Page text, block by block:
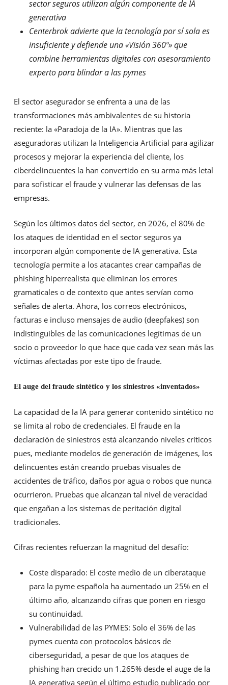
sector seguros utilizan algúncomponente de IA
generativa
Centerbrok advierte que la tecnología por sí sola es
insuficiente y defiende una «Visión360º» que
combine herramientas digitales con asesoramiento
experto para blindar a laspymes
El sector asegurador se enfrenta a una de las
transformaciones más ambivalentes de su historia
reciente: la «Paradoja de la IA». Mientras que las
aseguradoras utilizan la Inteligencia Artificial para agilizar
procesos y mejorar la experiencia del cliente, los
ciberdelincuentes la han convertido en su arma más letal
para sofisticar el fraude y vulnerar las defensas de las
empresas.
Según los últimos datos del sector, en 2026, el 80% de
los ataques de identidad en el sector seguros ya
incorporan algún componente de IA generativa. Esta
tecnología permite a los atacantes crear campañas de
phishing hiperrealista que eliminan los errores
gramaticales o de contexto que antes servían como
señales de alerta. Ahora, los correos electrónicos,
facturas e incluso mensajes de audio (deepfakes) son
indistinguibles de las comunicaciones legítimas de un
socio o proveedor lo que hace que cada vez sean más las
víctimas afectadas por este tipo de fraude.
El auge del fraude sintético y los siniestros «inventados»
La capacidad de la IA para generar contenido sintético no
se limita al robo de credenciales. El fraude en la
declaración de siniestros está alcanzando niveles críticos
pues, mediante modelos de generación de imágenes, los
delincuentes están creando pruebas visuales de
accidentes de tráfico, daños por agua o robos que nunca
ocurrieron. Pruebas que alcanzan tal nivel de veracidad
que engañan a los sistemas de peritación digital
tradicionales.
Cifras recientes refuerzan la magnitud del desafío:
Coste disparado: El coste medio de un ciberataque
para la pyme española ha aumentado un 25% en el
último año, alcanzando cifras que ponen en riesgo
su continuidad.
Vulnerabilidad de las PYMES: Solo el 36% de las
pymes cuenta con protocolos básicos de
ciberseguridad, a pesar de que los ataques de
phishing han crecido un 1.265% desde el auge de la
IA generativa según el último estudio publicado por